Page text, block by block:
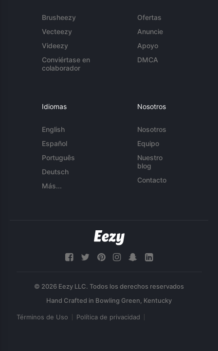
Brusheezy
Vecteezy
Videezy
Conviértase en
colaborador
Ofertas
Anuncie
Apoyo
DMCA
Idiomas
English
Español
Português
Deutsch
Más...
Nosotros
Nosotros
Equipo
Nuestro
blog
Contacto
© 2026 Eezy LLC. Todos los derechos reservados
Términos de Uso Política de privacidad